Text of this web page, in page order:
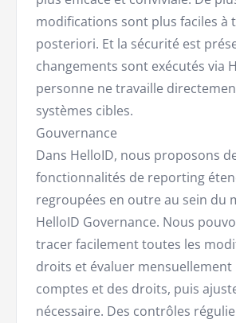
modifications sont plus faciles à
posteriori. Et la sécurité est
changements sont exécutés via
personne ne travaille
systèmes cibles.
Gouvernance
Dans HelloID, nous proposons
fonctionnalités de reporting
regroupées en outre au sein du
HelloID Governance. Nous
tracer facilement toutes les
droits et évaluer mensuellement
comptes et des droits, puis
nécessaire. Des contrôles